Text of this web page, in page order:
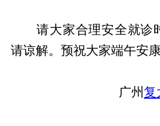
请大家合理安全就诊
请谅解。预祝大家端午安康
广州复